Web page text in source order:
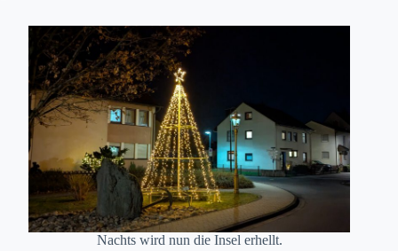
Nachts wird nun die Insel erhellt.